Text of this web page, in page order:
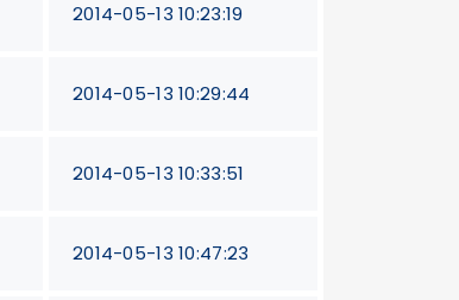
2014-05-13 10:23:19
2014-05-13 10:29:44
2014-05-13 10:33:51
2014-05-13 10:47:23